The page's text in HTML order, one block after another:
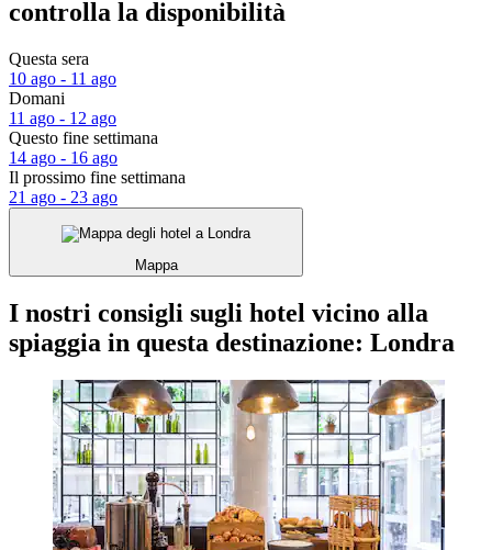
controlla la disponibilità
Questa sera
10 ago - 11 ago
Domani
11 ago - 12 ago
Questo fine settimana
14 ago - 16 ago
Il prossimo fine settimana
21 ago - 23 ago
Mappa
I nostri consigli sugli hotel vicino alla
spiaggia in questa destinazione: Londra